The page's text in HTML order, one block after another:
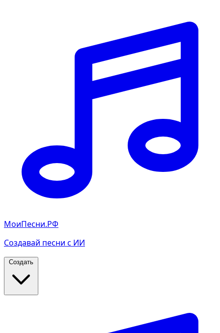
МоиПесни.РФ
Создавай песни с ИИ
Создать